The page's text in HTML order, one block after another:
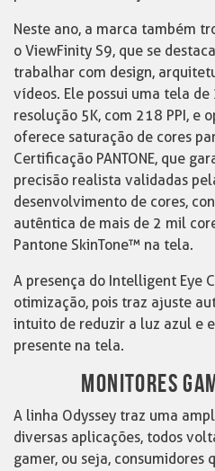
Neste ano, a marca também
o ViewFinity S9, que se
trabalhar com design,
vídeos. Ele possui uma tela
resolução 5K, com 218 PPI, e
oferece saturação de cores
Certificação PANTONE, que
precisão realista validadas
desenvolvimento de cores,
autêntica de mais de 2 mil
Pantone SkinTone™ na tela.
A presença do Intelligent Eye
otimização, pois traz ajuste
intuito de reduzir a luz azul e
presente na tela.
MONITORES
A linha Odyssey traz uma
diversas aplicações, todos
gamer, ou seja, consumidores